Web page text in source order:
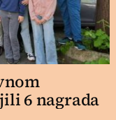
6 nagrada